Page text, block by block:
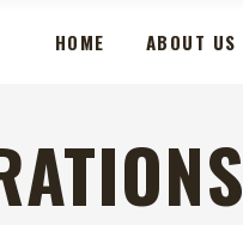
HOME ABOUT US